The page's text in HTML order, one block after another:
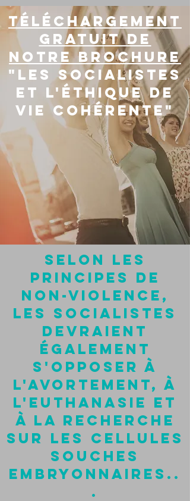
téléchargement
gratuit de
notre brochure
"les socialistes
et l'éthique de
vie cohérente"
selon les
principes de
non-violence,
les socialistes
devraient
également
s'opposer à
l'avortement, à
l'euthanasie et
à la recherche
sur les cellules
souches
embryonnaires..
.